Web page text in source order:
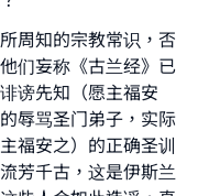
周知的宗教常识，否
们妄称《古兰经》已
谤先知（愿主福安
辱骂圣门弟子，实际
福安之）的正确圣训
芳千古，这是伊斯兰